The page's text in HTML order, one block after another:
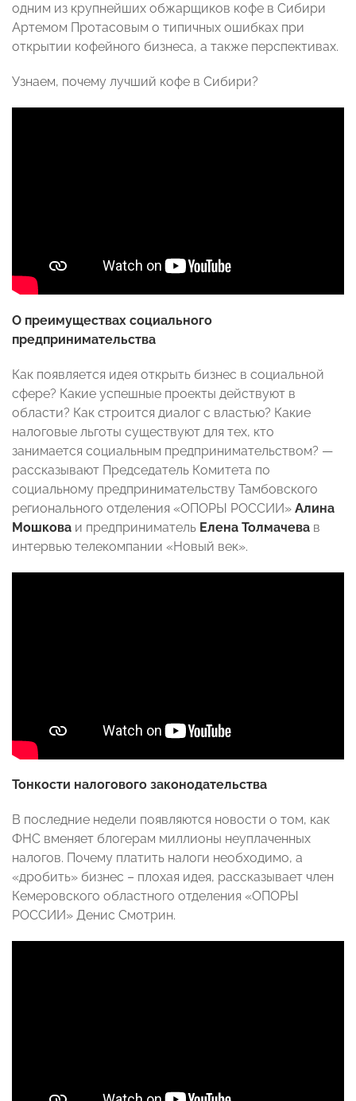
одним из крупнейших обжарщиков кофе в Сибири
Артемом Протасовым о типичных ошибках при
открытии кофейного бизнеса, а также перспективах.
Узнаем, почему лучший кофе в Сибири?
О преимуществах социального
предпринимательства
Как появляется идея открыть бизнес в социальной
сфере? Какие успешные проекты действуют в
области? Как строится диалог с властью? Какие
налоговые льготы существуют для тех, кто
занимается социальным предпринимательством? —
рассказывают Председатель Комитета по
социальному предпринимательству Тамбовского
регионального отделения «ОПОРЫ РОССИИ» Алина
Мошкова и предприниматель Елена Толмачева в
интервью телекомпании «Новый век».
Тонкости налогового законодательства
В последние недели появляются новости о том, как
ФНС вменяет блогерам миллионы неуплаченных
налогов. Почему платить налоги необходимо, а
«дробить» бизнес – плохая идея, рассказывает член
Кемеровского областного отделения «ОПОРЫ
РОССИИ» Денис Смотрин.